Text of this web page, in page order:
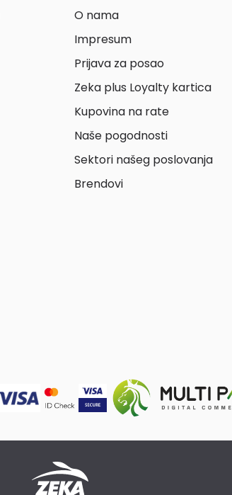
O nama
Impresum
Prijava za posao
Zeka plus Loyalty kartica
Kupovina na rate
Naše pogodnosti
Sektori našeg poslovanja
Brendovi